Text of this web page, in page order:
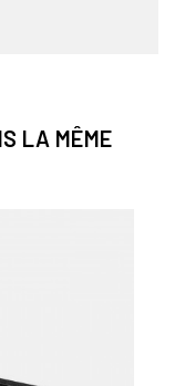
LA MÊME